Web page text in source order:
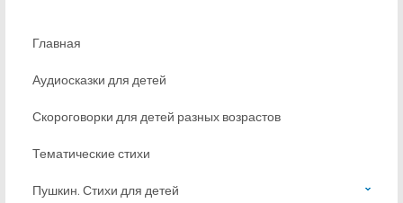
Главная
Аудиосказки для детей
Скороговорки для детей разных возрастов
Тематические стихи
Пушкин. Стихи для детей